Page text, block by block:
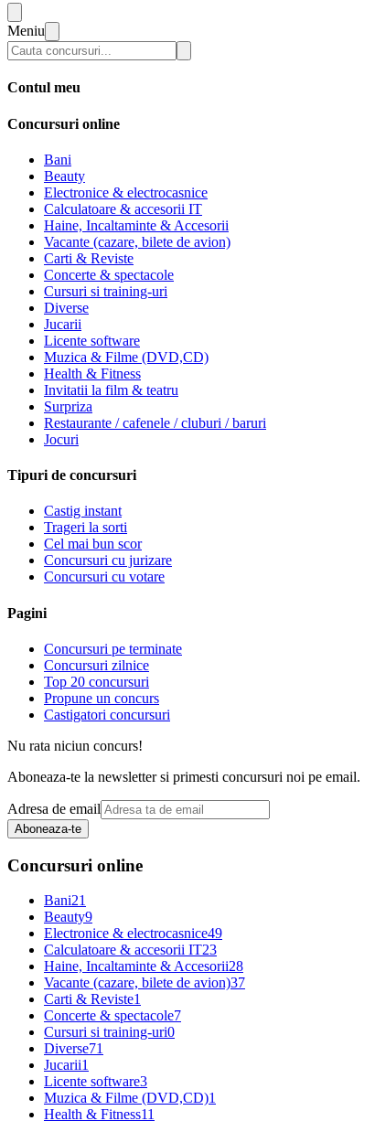
Meniu
Contul meu
Concursuri online
Bani
Beauty
Electronice & electrocasnice
Calculatoare & accesorii IT
Haine, Incaltaminte & Accesorii
Vacante (cazare, bilete de avion)
Carti & Reviste
Concerte & spectacole
Cursuri si training-uri
Diverse
Jucarii
Licente software
Muzica & Filme (DVD,CD)
Health & Fitness
Invitatii la film & teatru
Surpriza
Restaurante / cafenele / cluburi / baruri
Jocuri
Tipuri de concursuri
Castig instant
Trageri la sorti
Cel mai bun scor
Concursuri cu jurizare
Concursuri cu votare
Pagini
Concursuri pe terminate
Concursuri zilnice
Top 20 concursuri
Propune un concurs
Castigatori concursuri
Nu rata niciun concurs!
Aboneaza-te la newsletter si primesti concursuri noi pe email.
Adresa de email
Aboneaza-te
Concursuri online
Bani21
Beauty9
Electronice & electrocasnice49
Calculatoare & accesorii IT23
Haine, Incaltaminte & Accesorii28
Vacante (cazare, bilete de avion)37
Carti & Reviste1
Concerte & spectacole7
Cursuri si training-uri0
Diverse71
Jucarii1
Licente software3
Muzica & Filme (DVD,CD)1
Health & Fitness11